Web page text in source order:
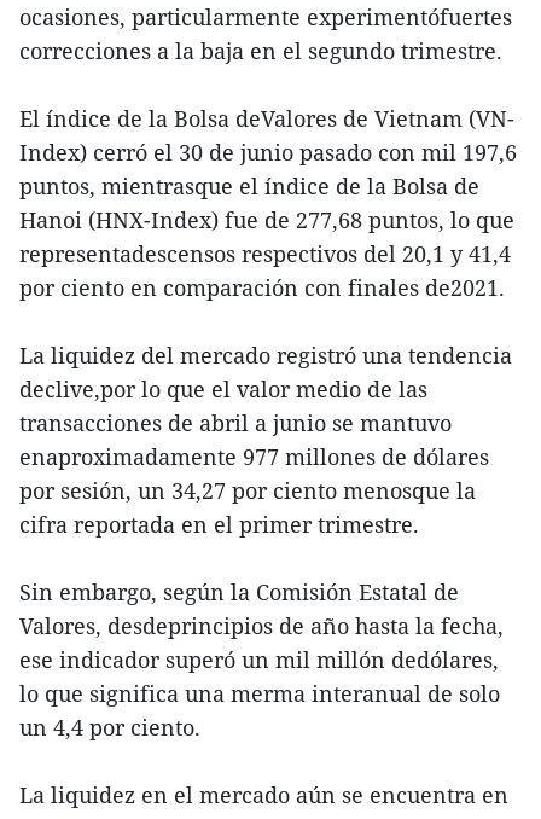
ocasiones, particularmente experimentófuertes
correcciones a la baja en el segundo trimestre.
El índice de la Bolsa deValores de Vietnam (VN-
Index) cerró el 30 de junio pasado con mil 197,6
puntos, mientrasque el índice de la Bolsa de
Hanoi (HNX-Index) fue de 277,68 puntos, lo que
representadescensos respectivos del 20,1 y 41,4
por ciento en comparación con finales de2021.
La liquidez del mercado registró una tendencia
declive,por lo que el valor medio de las
transacciones de abril a junio se mantuvo
enaproximadamente 977 millones de dólares
por sesión, un 34,27 por ciento menosque la
cifra reportada en el primer trimestre.
Sin embargo, según la Comisión Estatal de
Valores, desdeprincipios de año hasta la fecha,
ese indicador superó un mil millón dedólares,
lo que significa una merma interanual de solo
un 4,4 por ciento.
La liquidez en el mercado aún se encuentra en